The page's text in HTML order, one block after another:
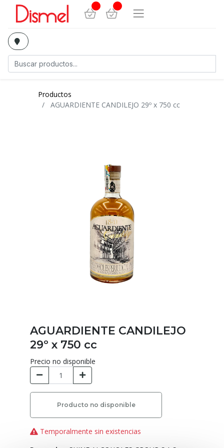
Productos
AGUARDIENTE CANDILEJO 29º x 750 cc
AGUARDIENTE CANDILEJO
29º x 750 cc
Precio no disponible
Producto no disponible
Temporalmente sin existencias